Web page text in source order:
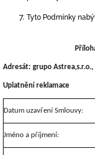
Tyto Podmínky
Adresát: grupo Astrea,s.r.o.,
Uplatnění reklamace
Datum uzavření Smlouvy:
Jméno a příjmení: